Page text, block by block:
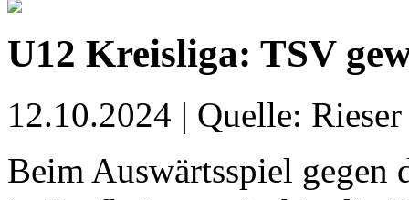
U12 Kreisliga: TSV
12.10.2024 | Quelle:
Beim Auswärtsspiel gegen